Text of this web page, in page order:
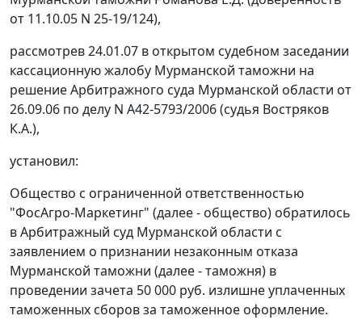
от 11.10.05 N 25-19/124),
рассмотрев 24.01.07 в открытом судебном заседании
кассационную жалобу Мурманской таможни на
решение Арбитражного суда Мурманской области от
26.09.06 по делу N А42-5793/2006 (судья Востряков
К.А.),
установил:
Общество с ограниченной ответственностью
"ФосАгро-Маркетинг" (далее - общество) обратилось
в Арбитражный суд Мурманской области с
заявлением о признании незаконным отказа
Мурманской таможни (далее - таможня) в
проведении зачета 50 000 руб. излишне уплаченных
таможенных сборов за таможенное оформление.